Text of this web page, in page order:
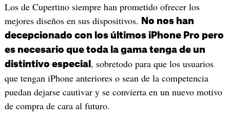
Los de Cupertino siempre han prometido ofrecer los
mejores diseños en sus dispositivos.
No nos han
decepcionado con los últimos iPhone Pro pero
es necesario que toda la gama tenga de un
distintivo especial , sobretodo para que los usuarios
que tengan iPhone anteriores o sean de la competencia
puedan dejarse cautivar y se convierta en un nuevo motivo
de compra de cara al futuro.